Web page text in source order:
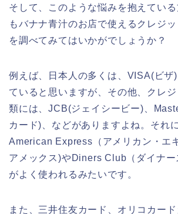
そして、このような悩みを抱えてい
もバナナ青汁のお店で使えるクレジ
を調べてみてはいかがでしょうか？
例えば、日本人の多くは、VISA(ビザ
ていると思いますが、その他、クレ
類には、JCB(ジェイシービー)、
カード)、などがありますよね。それ
American Express（アメリカン・エ
アメックス)やDiners Club（ダイナー
がよく使われるみたいです。
また、三井住友カード、オリコカー